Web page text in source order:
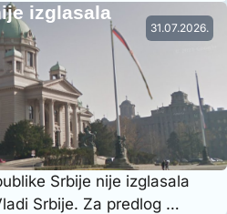
31.07.2026.
izglasala
Srbije nije izglasala
Srbije. Za predlog …